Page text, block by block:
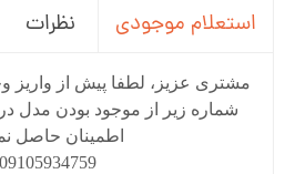
استعلام موجودی نظرات
مشتری عزیز، لطفا پیش از واریز
شماره زیر از موجود بودن مدل
اطمینان حاصل
09105934759